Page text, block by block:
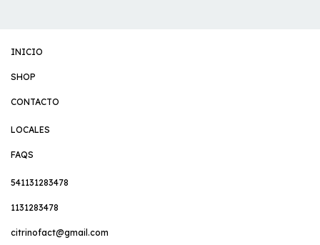
INICIO
SHOP
CONTACTO
LOCALES
FAQS
541131283478
1131283478
citrinofact@gmail.com